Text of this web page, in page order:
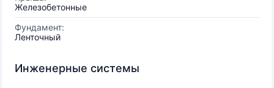
Железобетонные
Фундамент:
Ленточный
Инженерные системы